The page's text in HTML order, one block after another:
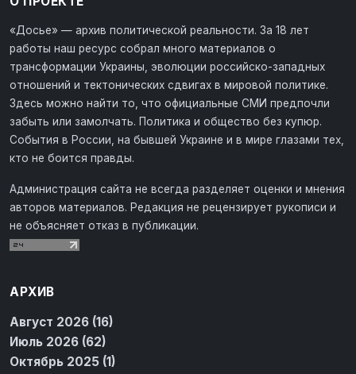
«Досье» — архив политической реальности. За 18 лет
работы наш ресурс собрал много материалов о
трансформации Украины, эволюции российско-западных
отношений и тектонических сдвигах в мировой политике.
Здесь можно найти то, что официальные СМИ предпочли
забыть или замолчать. Политика и общество без купюр.
События в России, на бывшей Украине и в мире глазами тех,
кто не боится правды.
Администрация сайта не всегда разделяет оценки и мнения
авторов материалов. Редакция не рецензирует рукописи и
не объясняет отказ в публикации.
АРХИВ
Август 2026 (16)
Июль 2026 (62)
Октябрь 2025 (1)